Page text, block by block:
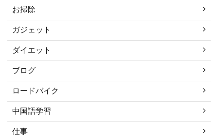
お掃除
ガジェット
ダイエット
ブログ
ロードバイク
中国語学習
仕事